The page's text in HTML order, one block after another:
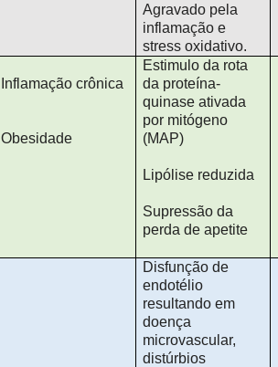
Agravado pela
inflamação e
stress oxidativo.
Inflamação crônica
Obesidade
Estimulo da rota
da proteína-
quinase ativada
por mitógeno
(MAP)
Lipólise reduzida
Supressão da
perda de apetite
Disfunção de
endotélio
resultando em
doença
microvascular,
distúrbios